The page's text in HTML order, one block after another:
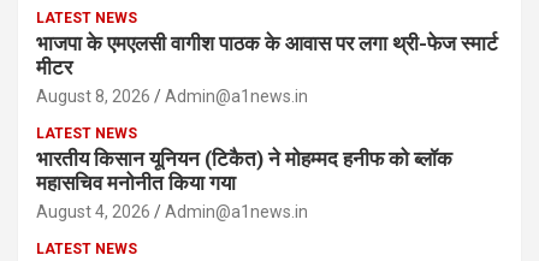
LATEST NEWS
भाजपा के एमएलसी वागीश पाठक के आवास पर लगा थ्री-फेज स्मार्ट
मीटर
August 8, 2026 Admin@a1news.in
LATEST NEWS
भारतीय किसान यूनियन (टिकैत) ने मोहम्मद हनीफ को ब्लॉक
महासचिव मनोनीत किया गया
August 4, 2026 Admin@a1news.in
LATEST NEWS